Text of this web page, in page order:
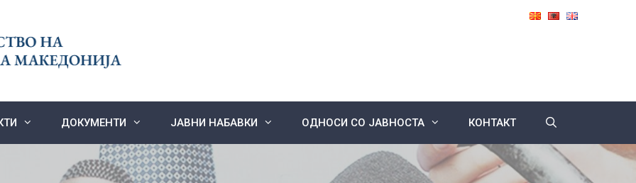
ДОКУМЕНТИ ЈАВНИ НАБАВКИ ОДНОСИ СО ЈАВНОСТА КОНТАКТ